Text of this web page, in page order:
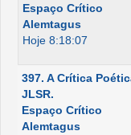
Espaço Crítico
Alemtagus
Hoje 8:18:07
397. A Crítica
JLSR.
Espaço Crítico
Alemtagus